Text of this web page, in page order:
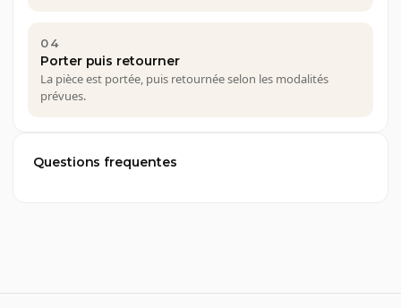
04
Porter puis retourner
La pièce est portée, puis retournée selon les modalités
prévues.
Questions frequentes